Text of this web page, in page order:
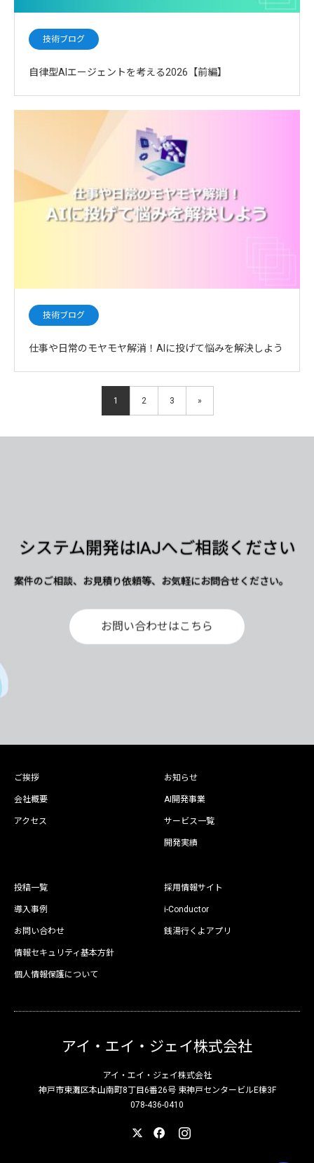
技術ブログ
自律型AIエージェントを考える2026【前編】
技術ブログ
仕事や日常のモヤモヤ解消！AIに投げて悩みを解決しよう
1 2 3 »
システム開発はIAJへご相談ください
案件のご相談、お見積り依頼等、お気軽にお問合せください。
お問い合わせはこちら
ご挨拶
会社概要
アクセス
お知らせ
AI開発事業
サービス一覧
開発実績
投稿一覧
導入事例
お問い合わせ
情報セキュリティ基本方針
個人情報保護について
採用情報サイト
i-Conductor
銭湯行くよアプリ
アイ・エイ・ジェイ株式会社
アイ・エイ・ジェイ株式会社
神戸市東灘区本山南町8丁目6番26号 東神戸センタービルE棟3F
078-436-0410